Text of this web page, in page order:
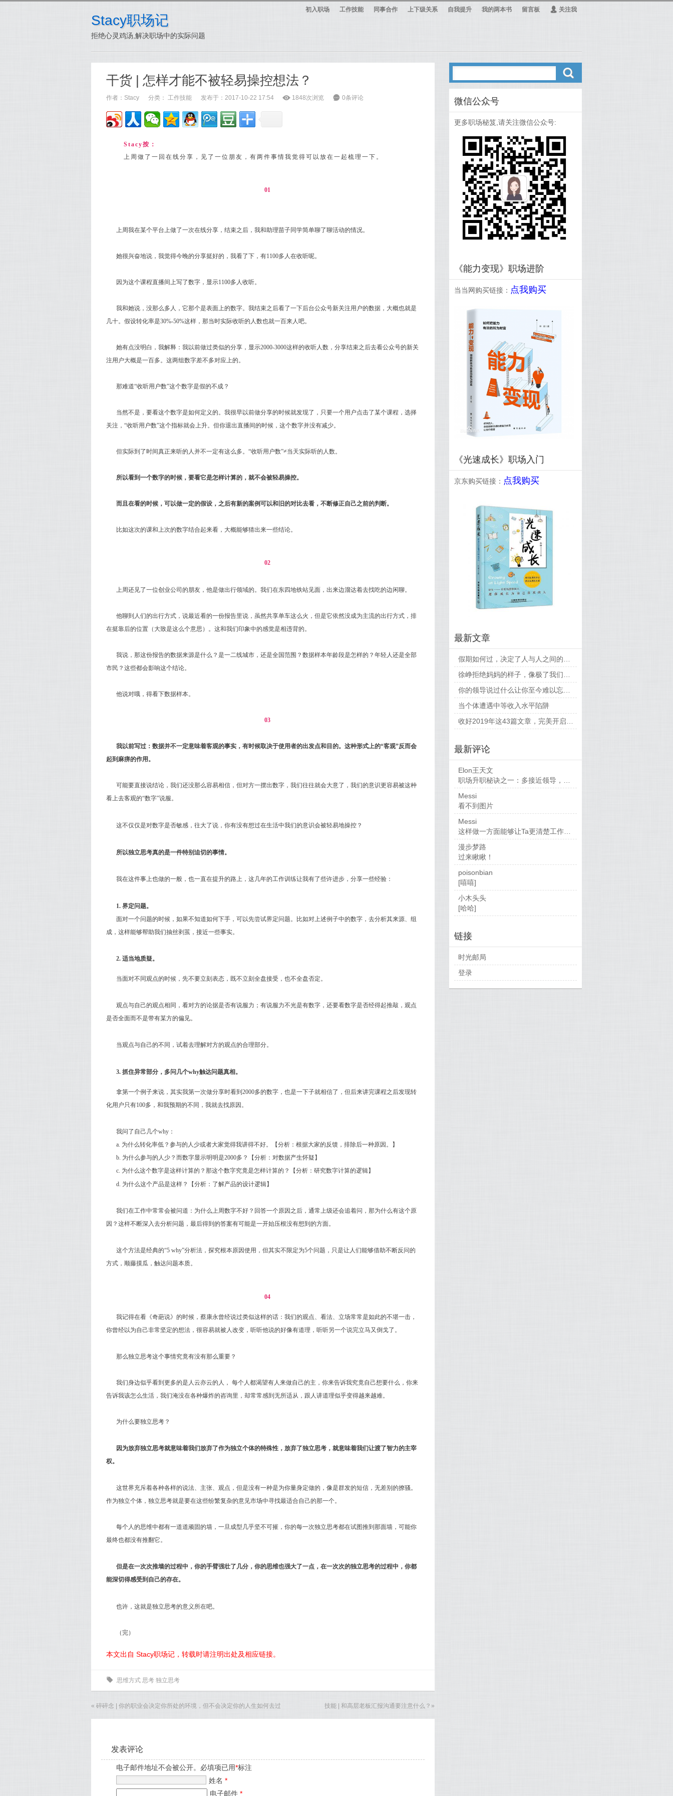
Stacy职场记
拒绝心灵鸡汤,解决职场中的实际问题
初入职场 工作技能 同事合作 上下级关系 自我提升 我的两本书 留言板 Ą 关注我
干货 | 怎样才能不被轻易操控想法？
作者： Stacy 分类： 工作技能 发布于：2017-10-22 17:54 ė 1848次浏览 6 0条评论
Stacy按：
上周做了一回在线分享，见了一位朋友，有两件事情我觉得可以放在一起梳理一下。
01
上周我在某个平台上做了一次在线分享，结束之后，我和助理苗子同学简单聊了聊活动的情况。
她很兴奋地说，我觉得今晚的分享挺好的，我看了下，有1100多人在收听呢。
因为这个课程直播间上写了数字，显示1100多人收听。
我和她说，没那么多人，它那个是表面上的数字。我结束之后看了一下后台公众号新关注用户的数据，大概也就是
几十。假设转化率是30%-50%这样，那当时实际收听的人数也就一百来人吧。
她有点没明白，我解释：我以前做过类似的分享，显示2000-3000这样的收听人数，分享结束之后去看公众号的新关
注用户大概是一百多。这两组数字差不多对应上的。
那难道“收听用户数”这个数字是假的不成？
当然不是，要看这个数字是如何定义的。我很早以前做分享的时候就发现了，只要一个用户点击了某个课程，选择
关注，“收听用户数”这个指标就会上升。但你退出直播间的时候，这个数字并没有减少。
但实际到了时间真正来听的人并不一定有这么多。“收听用户数”≠当天实际听的人数。
所以看到一个数字的时候，要看它是怎样计算的，就不会被轻易操控。
而且在看的时候，可以做一定的假设，之后有新的案例可以和旧的对比去看，不断修正自己之前的判断。
比如这次的课和上次的数字结合起来看，大概能够猜出来一些结论。
02
上周还见了一位创业公司的朋友，他是做出行领域的。我们在东四地铁站见面，出来边溜达着去找吃的边闲聊。
他聊到人们的出行方式，说最近看的一份报告里说，虽然共享单车这么火，但是它依然没成为主流的出行方式，排
在挺靠后的位置（大致是这么个意思）。这和我们印象中的感觉是相违背的。
我说，那这份报告的数据来源是什么？是一二线城市，还是全国范围？数据样本年龄段是怎样的？年轻人还是全部
市民？这些都会影响这个结论。
他说对哦，得看下数据样本。
03
我以前写过：数据并不一定意味着客观的事实，有时候取决于使用者的出发点和目的。这种形式上的“客观”反而会
起到麻痹的作用。
可能要直接说结论，我们还没那么容易相信，但对方一摆出数字，我们往往就会大意了，我们的意识更容易被这种
看上去客观的“数字”说服。
这不仅仅是对数字是否敏感，往大了说，你有没有想过在生活中我们的意识会被轻易地操控？
所以独立思考真的是一件特别迫切的事情。
我在这件事上也做的一般，也一直在提升的路上，这几年的工作训练让我有了些许进步，分享一些经验：
1. 界定问题。
面对一个问题的时候，如果不知道如何下手，可以先尝试界定问题。比如对上述例子中的数字，去分析其来源、组
成，这样能够帮助我们抽丝剥茧，接近一些事实。
2. 适当地质疑。
当面对不同观点的时候，先不要立刻表态，既不立刻全盘接受，也不全盘否定。
观点与自己的观点相同，看对方的论据是否有说服力；有说服力不光是有数字，还要看数字是否经得起推敲，观点
是否全面而不是带有某方的偏见。
当观点与自己的不同，试着去理解对方的观点的合理部分。
3. 抓住异常部分，多问几个why触达问题真相。
拿第一个例子来说，其实我第一次做分享时看到2000多的数字，也是一下子就相信了，但后来讲完课程之后发现转
化用户只有100多，和我预期的不同，我就去找原因。
我问了自己几个why：
a. 为什么转化率低？参与的人少或者大家觉得我讲得不好。【分析：根据大家的反馈，排除后一种原因。】
b. 为什么参与的人少？而数字显示明明是2000多？【分析：对数据产生怀疑】
c. 为什么这个数字是这样计算的？那这个数字究竟是怎样计算的？【分析：研究数字计算的逻辑】
d. 为什么这个产品是这样？【分析：了解产品的设计逻辑】
我们在工作中常常会被问道：为什么上周数字不好？回答一个原因之后，通常上级还会追着问，那为什么有这个原
因？这样不断深入去分析问题，最后得到的答案有可能是一开始压根没有想到的方面。
这个方法是经典的“5 why”分析法，探究根本原因使用，但其实不限定为5个问题，只是让人们能够借助不断反问的
方式，顺藤摸瓜，触达问题本质。
04
我记得在看《奇葩说》的时候，蔡康永曾经说过类似这样的话：我们的观点、看法、立场常常是如此的不堪一击，
你曾经以为自己非常坚定的想法，很容易就被人改变，听听他说的好像有道理，听听另一个说完立马又倒戈了。
那么独立思考这个事情究竟有没有那么重要？
我们身边似乎看到更多的是人云亦云的人， 每个人都渴望有人来做自己的主，你来告诉我究竟自己想要什么，你来
告诉我该怎么生活，我们淹没在各种爆炸的咨询里，却常常感到无所适从，跟人讲道理似乎变得越来越难。
为什么要独立思考？
因为放弃独立思考就意味着我们放弃了作为独立个体的特殊性，放弃了独立思考，就意味着我们让渡了智力的主宰
权。
这世界充斥着各种各样的说法、主张、观点，但是没有一种是为你量身定做的，像是群发的短信，无差别的撩骚。
作为独立个体，独立思考就是要在这些纷繁复杂的意见市场中寻找最适合自己的那一个。
每个人的思维中都有一道道顽固的墙，一旦成型几乎坚不可摧，你的每一次独立思考都在试图推到那面墙，可能你
最终也都没有推翻它。
但是在一次次推墙的过程中，你的手臂强壮了几分，你的思维也强大了一点，在一次次的独立思考的过程中，你都
能深切得感受到自己的存在。
也许，这就是独立思考的意义所在吧。
（完）
本文出自 Stacy职场记，转载时请注明出处及相应链接。
0 思维方式 思考 独立思考
« 碎碎念 | 你的职业会决定你所处的环境，但不会决定你的人生如何去过 技能 | 和高层老板汇报沟通要注意什么？ »
发表评论
电子邮件地址不会被公开。必填项已用*标注
姓名 *
电子邮件 *
ő
微信公众号
更多职场秘笈,请关注微信公众号:
《能力变现》职场进阶
当当网购买链接： 点我购买
《光速成长》职场入门
京东购买链接： 点我购买
最新文章
当个体遭遇中等收入水平陷阱
最新评论
Elon王天文
职场升职秘诀之一：多接近领导，当然，多做...
Messi
看不到图片
Messi
这样做一方面能够让Ta更清楚工作要求，也...
漫步梦路
过来瞅瞅！
poisonbian
[嘻嘻]
小木头头
[哈哈]
链接
时光邮局
登录